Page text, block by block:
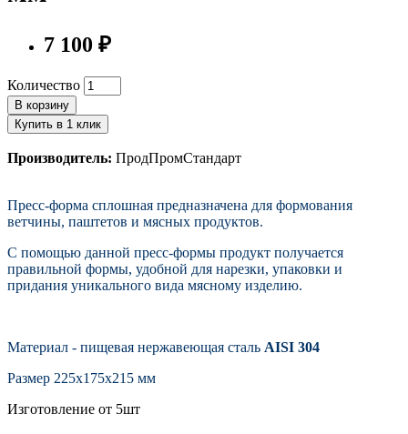
7 100 ₽
Количество
В корзину
Купить в 1 клик
Производитель: ПродПромСтандарт
Пресс-форма сплошная предназначена для формования
ветчины, паштетов и мясных продуктов.
С помощью данной пресс-формы продукт получается
правильной формы, удобной для нарезки, упаковки и
придания уникального вида мясному изделию.
Материал - пищевая нержавеющая сталь AISI 304
Размер 225х175х215 мм
Изготовление от 5шт